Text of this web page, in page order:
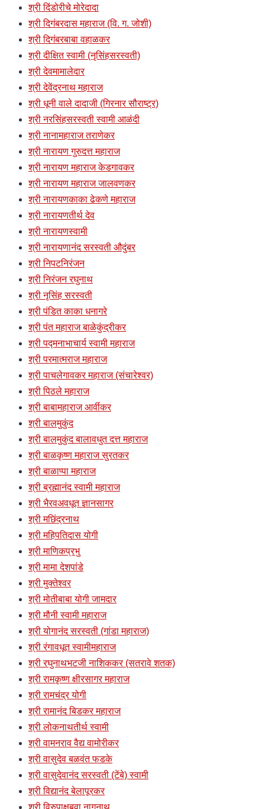
श्री दिंडोरीचे मोरेदादा
श्री दिगंबरदास महाराज (वि. ग. जोशी)
श्री दिगंबरबाबा वहाळकर
श्री दीक्षित स्वामी (नृसिंहसरस्वती)
श्री देवमामालेदार
श्री देवेंद्रनाथ महाराज
श्री धूनी वाले दादाजी (गिरनार सौराष्ट्र)
श्री नरसिंहसरस्वती स्वामी आळंदी
श्री नानामहाराज तराणेकर
श्री नारायण गुरुदत्त महाराज
श्री नारायण महाराज केडगावकर
श्री नारायण महाराज जालवणकर
श्री नारायणकाका ढेकणे महाराज
श्री नारायणतीर्थ देव
श्री नारायणस्वामी
श्री नारायणानंद सरस्वती औदुंबर
श्री निपटनिरंजन
श्री निरंजन रघुनाथ
श्री नृसिंह सरस्वती
श्री पंडित काका धनागरे
श्री पंत महाराज बाळेकुंद्रीकर
श्री पद्मनाभाचार्य स्वामी महाराज
श्री परमात्मराज महाराज
श्री पाचलेगावकर महाराज (संचारेश्वर)
श्री पिठले महाराज
श्री बाबामहाराज आर्वीकर
श्री बालमुकुंद
श्री बालमुकुंद बालावधुत दत्त महाराज
श्री बाळकृष्ण महाराज सुरतकर
श्री बाळाप्पा महाराज
श्री ब्रह्मानंद स्वामी महाराज
श्री भैरवअवधूत ज्ञानसागर
श्री मछिंद्रनाथ
श्री महिपतिदास योगी
श्री माणिकप्रभु
श्री मामा देशपांडे
श्री मुक्तेश्वर
श्री मोतीबाबा योगी जामदार
श्री मौनी स्वामी महाराज
श्री योगानंद सरस्वती (गांडा महाराज)
श्री रंगावधूत स्वामीमहाराज
श्री रघुनाथभटजी नाशिककर (सतरावे शतक)
श्री रामकृष्ण क्षीरसागर महाराज
श्री रामचंद्र योगी
श्री रामानंद बिडकर महाराज
श्री लोकनाथतीर्थ स्वामी
श्री वामनराव वैद्य वामोरीकर
श्री वासुदेव बळवंत फडके
श्री वासुदेवानंद सरस्वती (टेंबे) स्वामी
श्री विद्यानंद बेलापूरकर
श्री विरुपाक्षबुवा नागनाथ